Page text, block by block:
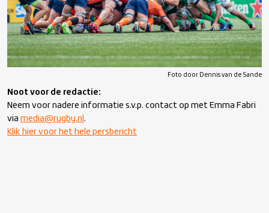
Foto door Dennis van de Sande
Noot voor de redactie:
Neem voor nadere informatie s.v.p. contact op met Emma Fabri
via media@rugby.nl .
Klik hier voor het hele persbericht